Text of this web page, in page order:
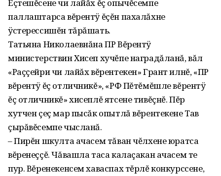
Ĕçтешĕсене чи лайăх ĕç опычĕсемпе
паллаштарса вĕрентÿ ĕçĕн пахалăхне
ÿстерессишĕн тăрăшать.
Татьяна Николаевнăна ПР Вĕрентÿ
министерствин Хисеп хучĕпе наградăланă, вăл
«Раççейри чи лайăх вĕрентекен» Грант илнĕ, «ПР
вĕрентÿ ĕç отличникĕ», «РФ Пĕтĕмĕшле вĕрентÿ
ĕç отличникĕ» хисеплĕ ятсене тивĕçнĕ. Пĕр
хутчен çеç мар пысăк опытлă вĕрентекене Тав
çырăвĕсемпе чысланă.
– Пирĕн шкулта ачасем тăван чĕлхене юратса
вĕренеççĕ. Чăвашла таса калаçакан ачасем те
пур. Вĕренекенсем хаваспах тĕрлĕ конкурссене,